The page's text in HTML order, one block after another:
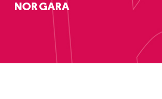
NOR GARA